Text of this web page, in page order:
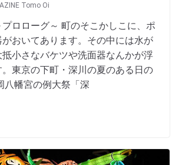
Tomo Oi
ロローグ～ 町のそこかしこに、ポ
がおいてあります。その中には水が
小さなバケツや洗面器なんかが浮
東京の下町・深川の夏のある日の
八幡宮の例大祭「深